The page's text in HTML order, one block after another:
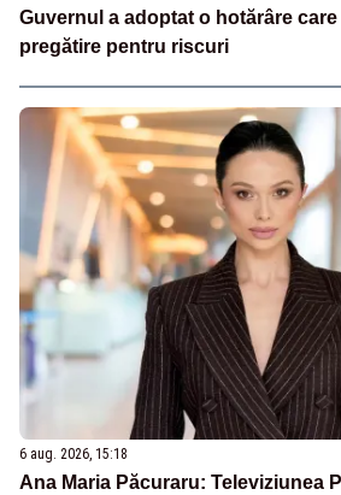
Guvernul a adoptat o hotărâre
pregătire pentru riscuri
6 aug. 2026, 15:18
Ana Maria Păcuraru: Televiziunea